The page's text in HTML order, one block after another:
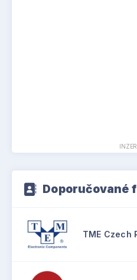
Doporučované
TME Czech